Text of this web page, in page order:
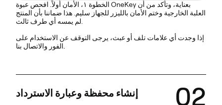
الخطوة ١، الأمان أولاً. افحص عبوة OneKey بعناية، وتأكد من أن
العلبة الخارجية وختم الأمان بالليزر للجهاز سليم . هذا ضماننا بأن المنتج
إذا وجدت أي علامات تلف أو عبث، يرجى التوقف عن الاستخدام على
الفور والاتصال بنا.
إنشاء محفظة وعبارة الاسترداد 02